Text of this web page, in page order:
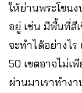
ให้ย่านพระโขนง
อยู่ เช่น มีพื้นที่สี
จะทำได้อย่างไ
50 เขตอาจไม่เ
ผ่านมาเราทำง